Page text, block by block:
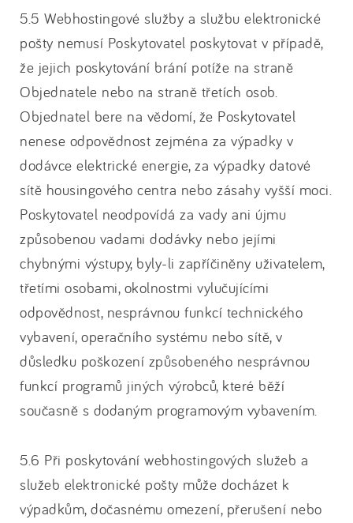
5.5 Webhostingové služby a službu elektronické
pošty nemusí Poskytovatel poskytovat v případě,
že jejich poskytování brání potíže na straně
Objednatele nebo na straně třetích osob.
Objednatel bere na vědomí, že Poskytovatel
nenese odpovědnost zejména za výpadky v
dodávce elektrické energie, za výpadky datové
sítě housingového centra nebo zásahy vyšší moci.
Poskytovatel neodpovídá za vady ani újmu
způsobenou vadami dodávky nebo jejími
chybnými výstupy, byly-li zapříčiněny uživatelem,
třetími osobami, okolnostmi vylučujícími
odpovědnost, nesprávnou funkcí technického
vybavení, operačního systému nebo sítě, v
důsledku poškození způsobeného nesprávnou
funkcí programů jiných výrobců, které běží
současně s dodaným programovým vybavením.
5.6 Při poskytování webhostingových služeb a
služeb elektronické pošty může docházet k
výpadkům, dočasnému omezení, přerušení nebo